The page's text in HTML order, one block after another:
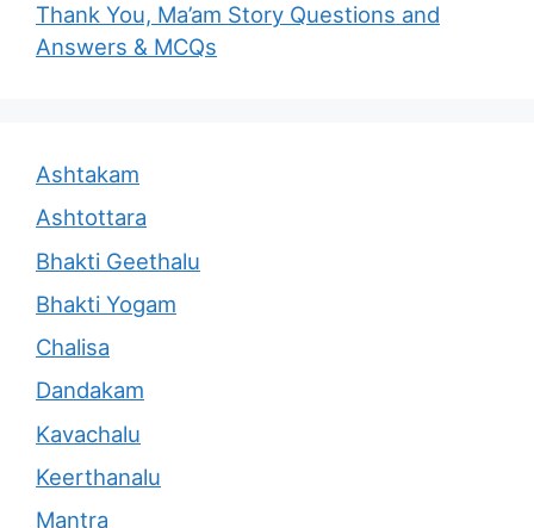
Thank You, Ma’am Story Questions and
Answers & MCQs
Ashtakam
Ashtottara
Bhakti Geethalu
Bhakti Yogam
Chalisa
Dandakam
Kavachalu
Keerthanalu
Mantra